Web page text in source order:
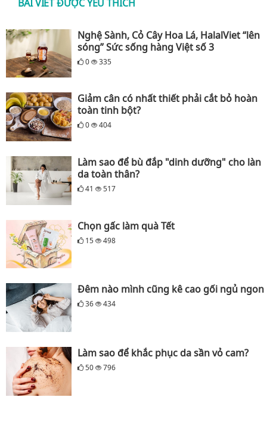
BÀI VIẾT ĐƯỢC YÊU THÍCH
Nghệ Sành, Cỏ Cây Hoa Lá, HalalViet “lên
sóng” Sức sống hàng Việt số 3
0 335
Giảm cân có nhất thiết phải cắt bỏ hoàn
toàn tinh bột?
0 404
Làm sao để bù đắp "dinh dưỡng" cho làn
da toàn thân?
41 517
Chọn gấc làm quà Tết
15 498
Đêm nào mình cũng kê cao gối ngủ ngon
36 434
Làm sao để khắc phục da sần vỏ cam?
50 796